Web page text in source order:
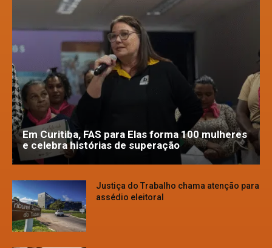
Em Curitiba, FAS para Elas forma 100 mulheres
e celebra histórias de superação
Justiça do Trabalho chama atenção para
assédio eleitoral